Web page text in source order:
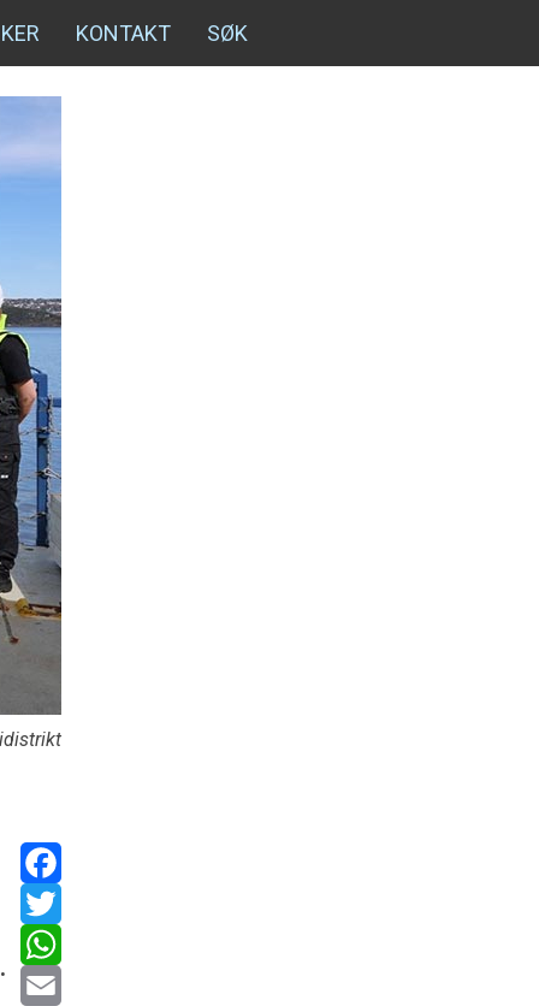
KONTAKT SØK
Facebook
Twitter
WhatsApp